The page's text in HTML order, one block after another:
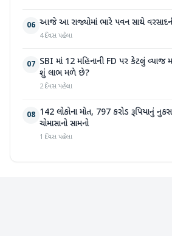
06 આજે આ રાજ્યોમાં ભારે પવન સાથે
4 દિવસ પહેલા
07 SBI માં 12 મહિનાની FD પર કેટલું વ્યાજ
શું લાભ મળે છે?
2 દિવસ પહેલા
08 142 લોકોના મોત, 797 કરોડ રૂપિયાનું
ચોમાસાનો સામનો
1 દિવસ પહેલા